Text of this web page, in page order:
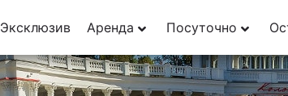
Эксклюзив Аренда Посуточно